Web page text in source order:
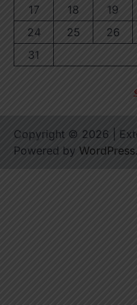
17
18 19
24
25 26
31
Copyright © 2026 |
Powered by WordPress.